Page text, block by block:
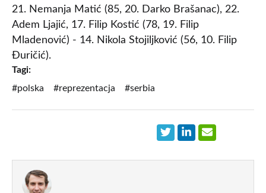
21. Nemanja Matić (85, 20. Darko Brašanac), 22.
Adem Ljajić, 17. Filip Kostić (78, 19. Filip
Mladenović) - 14. Nikola Stojiljković (56, 10. Filip
Đuričić).
Tagi:
#polska
#reprezentacja #serbia